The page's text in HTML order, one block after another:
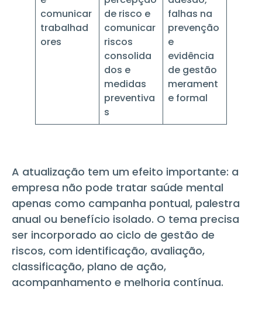
comunicar
trabalhad
ores
de risco e
comunicar
riscos
consolida
dos e
medidas
preventiva
s
falhas na
prevenção
e
evidência
de gestão
merament
e formal
A atualização tem um efeito importante: a
empresa não pode tratar saúde mental
apenas como campanha pontual, palestra
anual ou benefício isolado. O tema precisa
ser incorporado ao ciclo de gestão de
riscos, com identificação, avaliação,
classificação, plano de ação,
acompanhamento e melhoria contínua.